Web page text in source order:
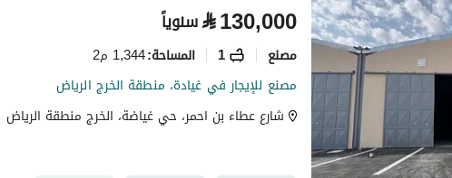
⃁130,000 سنوياً
مصنع 1 المساحة:1,344 م2
مصنع للإيجار في غيادة، منطقة الخرج الرياض
شارع عطاء بن احمر، حي غياضة، الخرج منطقة الرياض